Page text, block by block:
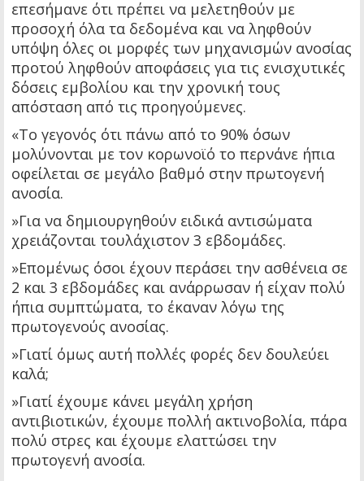
επεσήμανε ότι πρέπει να μελετηθούν με
προσοχή όλα τα δεδομένα και να ληφθούν
υπόψη όλες οι μορφές των μηχανισμών ανοσίας
προτού ληφθούν αποφάσεις για τις ενισχυτικές
δόσεις εμβολίου και την χρονική τους
απόσταση από τις προηγούμενες.
«Το γεγονός ότι πάνω από το 90% όσων
μολύνονται με τον κορωνοϊό το περνάνε ήπια
οφείλεται σε μεγάλο βαθμό στην πρωτογενή
ανοσία.
»Για να δημιουργηθούν ειδικά αντισώματα
χρειάζονται τουλάχιστον 3 εβδομάδες.
»Επομένως όσοι έχουν περάσει την ασθένεια σε
2 και 3 εβδομάδες και ανάρρωσαν ή είχαν πολύ
ήπια συμπτώματα, το έκαναν λόγω της
πρωτογενούς ανοσίας.
»Γιατί όμως αυτή πολλές φορές δεν δουλεύει
καλά;
»Γιατί έχουμε κάνει μεγάλη χρήση
αντιβιοτικών, έχουμε πολλή ακτινοβολία, πάρα
πολύ στρες και έχουμε ελαττώσει την
πρωτογενή ανοσία.